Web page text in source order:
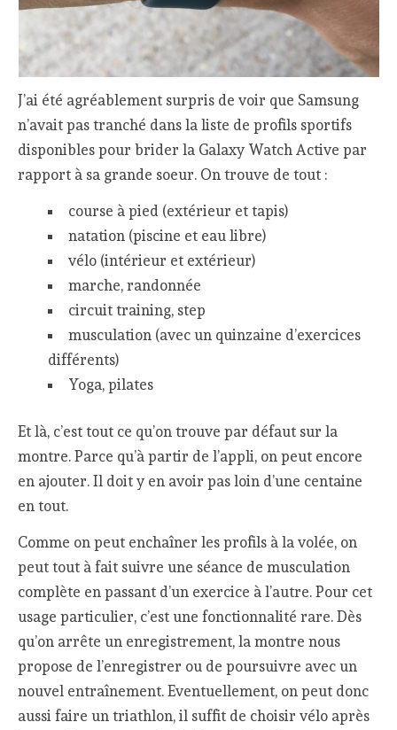
J’ai été agréablement surpris de voir que Samsung
n’avait pas tranché dans la liste de profils sportifs
disponibles pour brider la Galaxy Watch Active par
rapport à sa grande soeur. On trouve de tout :
course à pied (extérieur et tapis)
natation (piscine et eau libre)
vélo (intérieur et extérieur)
marche, randonnée
circuit training, step
musculation (avec un quinzaine d’exercices
différents)
Yoga, pilates
Et là, c’est tout ce qu’on trouve par défaut sur la
montre. Parce qu’à partir de l’appli, on peut encore
en ajouter. Il doit y en avoir pas loin d’une centaine
en tout.
Comme on peut enchaîner les profils à la volée, on
peut tout à fait suivre une séance de musculation
complète en passant d’un exercice à l’autre. Pour cet
usage particulier, c’est une fonctionnalité rare. Dès
qu’on arrête un enregistrement, la montre nous
propose de l’enregistrer ou de poursuivre avec un
nouvel entraînement. Eventuellement, on peut donc
aussi faire un triathlon, il suffit de choisir vélo après